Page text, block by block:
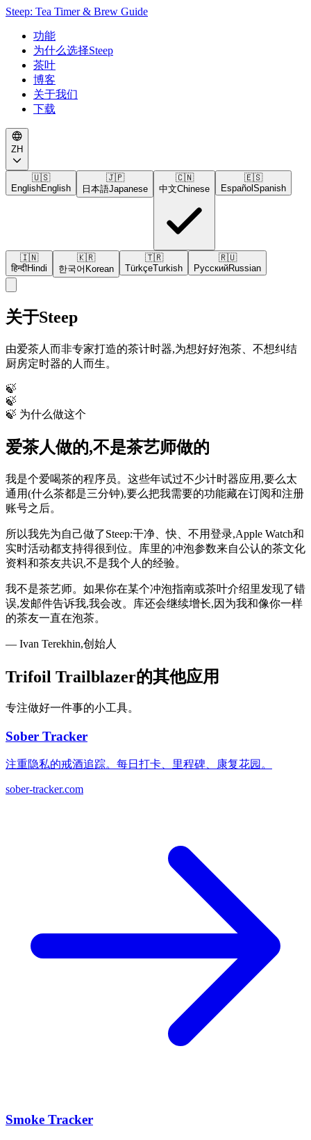
Steep: Tea Timer & Brew Guide
功能
为什么选择Steep
茶叶
博客
关于我们
下载
ZH
🇺🇸
EnglishEnglish
🇯🇵
日本語Japanese
🇨🇳
中文Chinese
🇪🇸
Español Spanish
🇮🇳
हिन्दीHindi
🇰🇷
한국어 Korean
🇹🇷
TürkçeTurkish
🇷🇺
РусскийRussian
关于Steep
由爱茶人而非专家打造的茶计时器,为想好好泡茶、不想纠结
厨房定时器的人而生。
🍃
🍃
🍃 为什么做这个
爱茶人做的,不是茶艺师做的
我是个爱喝茶的程序员。这些年试过不少计时器应用,要么太
通用(什么茶都是三分钟),要么把我需要的功能藏在订阅和注册
账号之后。
所以我先为自己做了Steep:干净、快、不用登录,Apple Watch和
实时活动都支持得很到位。库里的冲泡参数来自公认的茶文化
资料和茶友共识,不是我个人的经验。
我不是茶艺师。如果你在某个冲泡指南或茶叶介绍里发现了错
误,发邮件告诉我,我会改。库还会继续增长,因为我和像你一样
的茶友一直在泡茶。
— Ivan Terekhin,创始人
Trifoil Trailblazer的其他应用
专注做好一件事的小工具。
Sober Tracker
注重隐私的戒酒追踪。每日打卡、里程碑、康复花园。
sober-tracker.com
Smoke Tracker